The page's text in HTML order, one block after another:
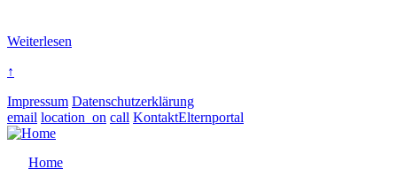
Weiterlesen
↑
Impressum Datenschutzerklärung
email location_on call KontaktElternportal
Home